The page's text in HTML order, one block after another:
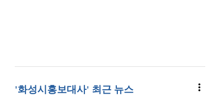
'화성시홍보대사' 최근 뉴스 more_vert